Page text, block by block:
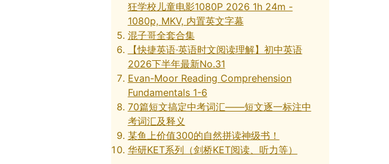
狂学校儿童电影1080P 2026 1h 24m -
1080p, MKV, 内置英文字幕
混子哥全套合集
【快捷英语·英语时文阅读理解】初中英语
2026下半年最新No.31
Evan-Moor Reading Comprehension
Fundamentals 1-6
70篇短文搞定中考词汇——短文逐一标注中
考词汇及释义
某鱼上价值300的自然拼读神级书！
华研KET系列（剑桥KET阅读、听力等）